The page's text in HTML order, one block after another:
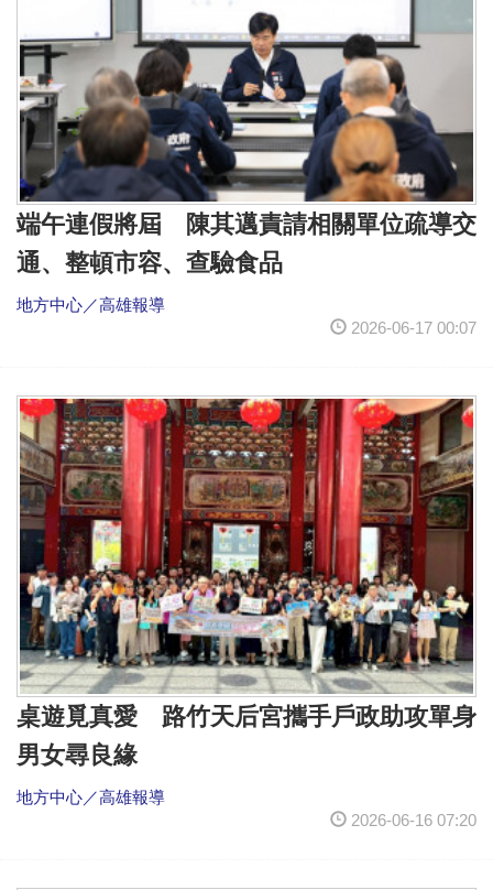
端午連假將屆 陳其邁責請相關單位疏導交
通、整頓市容、查驗食品
地方中心／高雄報導
2026-06-17 00:07
桌遊覓真愛 路竹天后宮攜手戶政助攻單身
男女尋良緣
地方中心／高雄報導
2026-06-16 07:20